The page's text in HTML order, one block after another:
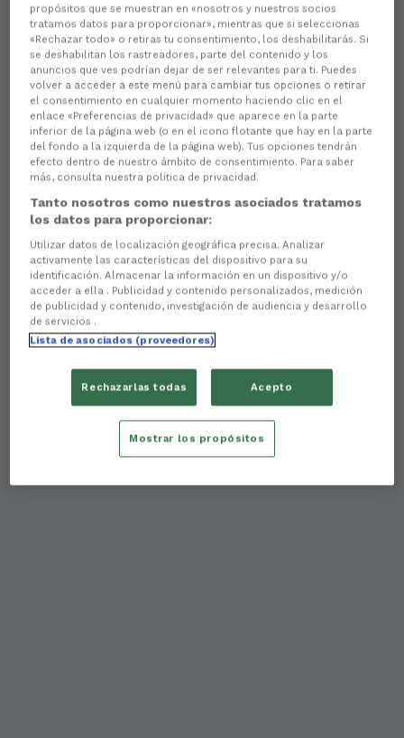
propósitos que se muestran en «nosotros y nuestros socios
tratamos datos para proporcionar», mientras que si seleccionas
«Rechazar todo» o retiras tu consentimiento, los deshabilitarás. Si
se deshabilitan los rastreadores, parte del contenido y los
anuncios que ves podrían dejar de ser relevantes para ti. Puedes
volver a acceder a este menú para cambiar tus opciones o retirar
el consentimiento en cualquier momento haciendo clic en el
enlace «Preferencias de privacidad» que aparece en la parte
inferior de la página web (o en el icono flotante que hay en la parte
del fondo a la izquierda de la página web). Tus opciones tendrán
efecto dentro de nuestro ámbito de consentimiento. Para saber
más, consulta nuestra política de privacidad.
Tanto nosotros como nuestros asociados tratamos
los datos para proporcionar:
Utilizar datos de localización geográfica precisa. Analizar
activamente las características del dispositivo para su
identificación. Almacenar la información en un dispositivo y/o
acceder a ella . Publicidad y contenido personalizados, medición
de publicidad y contenido, investigación de audiencia y desarrollo
de servicios .
Lista de asociados (proveedores)
Rechazarlas todas Acepto
Mostrar los propósitos